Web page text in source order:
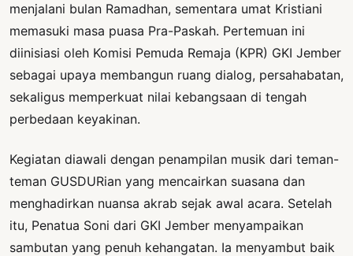
menjalani bulan Ramadhan, sementara umat Kristiani
memasuki masa puasa Pra-Paskah. Pertemuan ini
diinisiasi oleh Komisi Pemuda Remaja (KPR) GKI Jember
sebagai upaya membangun ruang dialog, persahabatan,
sekaligus memperkuat nilai kebangsaan di tengah
perbedaan keyakinan.
Kegiatan diawali dengan penampilan musik dari teman-
teman GUSDURian yang mencairkan suasana dan
menghadirkan nuansa akrab sejak awal acara. Setelah
itu, Penatua Soni dari GKI Jember menyampaikan
sambutan yang penuh kehangatan. Ia menyambut baik